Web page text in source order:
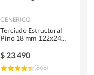
GENERICO
Terciado Estructural
Pino 18 mm 122x244
$ 23.490
(868)